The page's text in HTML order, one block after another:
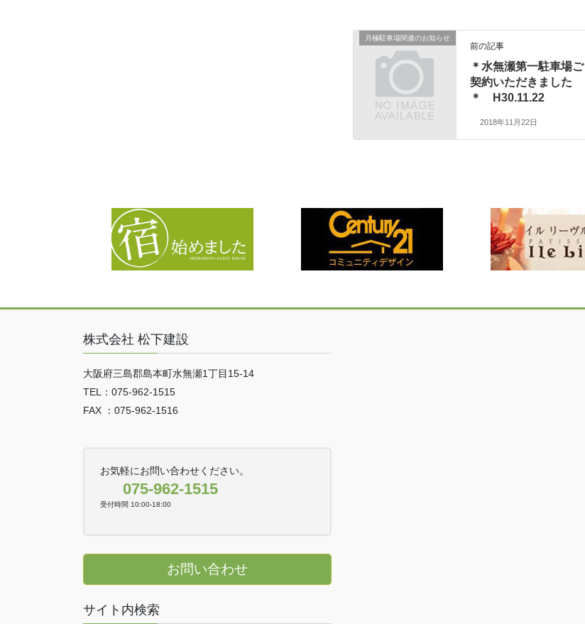
月極駐車場関連のお知らせ
前の記事
＊水無瀬第一駐車場ご
契約いただきました
＊ H30.11.22
2018年11月22日
株式会社 松下建設
大阪府三島郡島本町水無瀬1丁目15-14
TEL：075-962-1515
FAX ：075-962-1516
お気軽にお問い合わせください。
075-962-1515
受付時間 10:00-18:00
お問い合わせ
サイト内検索